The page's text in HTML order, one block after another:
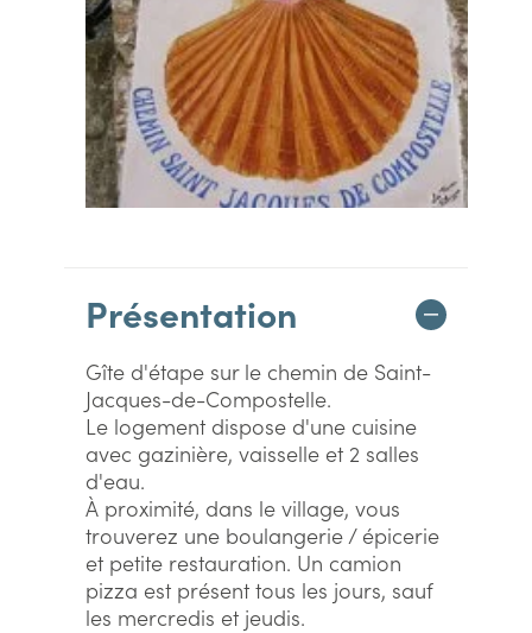
Présentation
Gîte d'étape sur le chemin de Saint-
Jacques-de-Compostelle.
Le logement dispose d'une cuisine
avec gazinière, vaisselle et 2 salles
d'eau.
À proximité, dans le village, vous
trouverez une boulangerie / épicerie
et petite restauration. Un camion
pizza est présent tous les jours, sauf
les mercredis et jeudis.